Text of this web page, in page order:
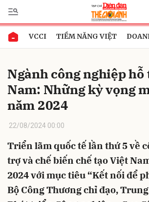
VCCI TIỀM NĂNG VIỆT
Ngành công nghiệp
Nam: Những kỳ vọng
năm 2024
22/08/2024 00:00
Triển lãm quốc tế lần thứ 5 về
trợ và chế biến chế tạo Việt
2024 với mục tiêu “Kết nối để
Bộ Công Thương chỉ đạo,
Gửi bình luận